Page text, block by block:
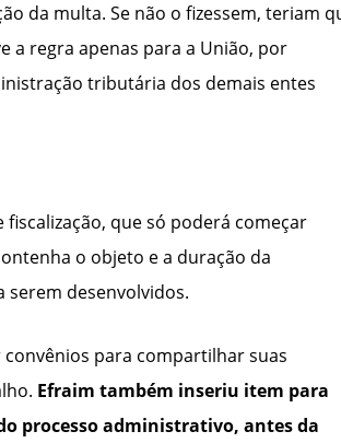
da multa. Se não o fizessem, teriam
a regra apenas para a União, por
tributária dos demais entes
que só poderá começar
o objeto e a duração da
serem desenvolvidos.
para compartilhar suas
Efraim também inseriu item para
processo administrativo, antes da